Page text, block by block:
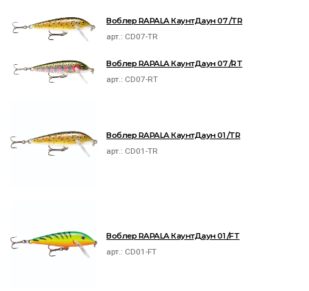
Воблер RAPALA КаунтДаун 07 /TR
арт.: CD07-TR
Воблер RAPALA КаунтДаун 07 /RT
арт.: CD07-RT
Воблер RAPALA КаунтДаун 01 /TR
арт.: CD01-TR
Воблер RAPALA КаунтДаун 01 /FT
арт.: CD01-FT